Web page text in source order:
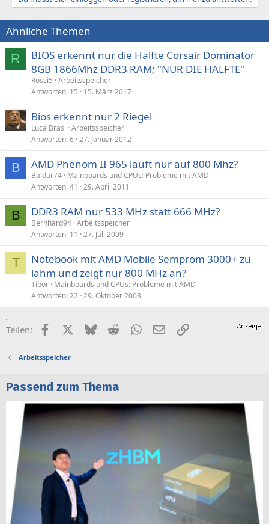
Ähnliche Themen
R
BIOS erkennt nur die Hälfte Corsair Dominator
8GB 1866Mhz DDR3 RAM; "NUR DIE HÄLFTE"
Rossi5 Arbeitsspeicher
Antworten 15 15. März 2017
Bios erkennt nur 2 Riegel
Luca Brasi Arbeitsspeicher
Antworten 6 27. Januar 2012
B AMD Phenom II 965 läuft nur auf 800 Mhz?
Baldur74 Mainboards und CPUs: Probleme mit AMD
Antworten 41 29. April 2011
B DDR3 RAM nur 533 MHz statt 666 MHz?
Bernhard94 Arbeitsspeicher
Antworten 11 27. Juli 2009
T
Notebook mit AMD Mobile Semprom 3000+ zu
lahm und zeigt nur 800 MHz an?
Tibor Mainboards und CPUs: Probleme mit AMD
Antworten 22 29. Oktober 2008
Teilen: FacebookX (Twitter)
BlueskyRedditWhatsApp
E-MailLink
Arbeitsspeicher
Passend zum Thema